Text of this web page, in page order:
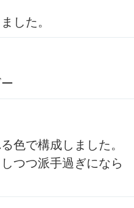
した。
色で構成しました。
つつ派手過ぎになら